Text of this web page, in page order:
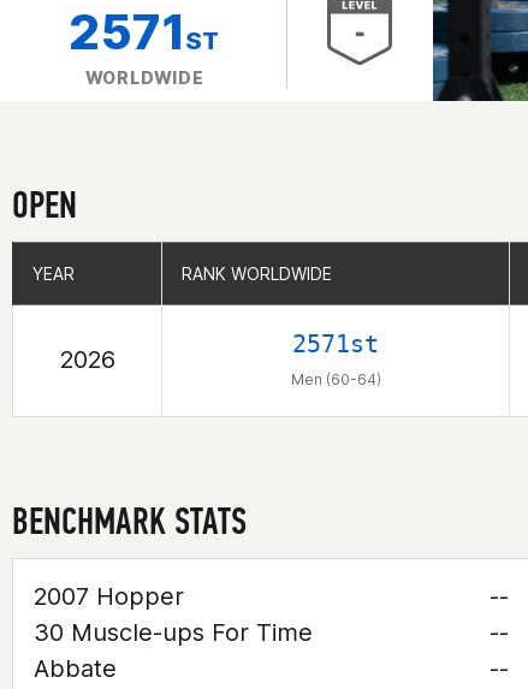
2571 ST
WORLDWIDE
OPEN
YEAR RANK WORLDWIDE
2026
2571st
Men (60-64)
YEAR RANK WORLDWIDE
BENCHMARK STATS
2007 Hopper
--
30 Muscle-ups For Time
--
Abbate
--